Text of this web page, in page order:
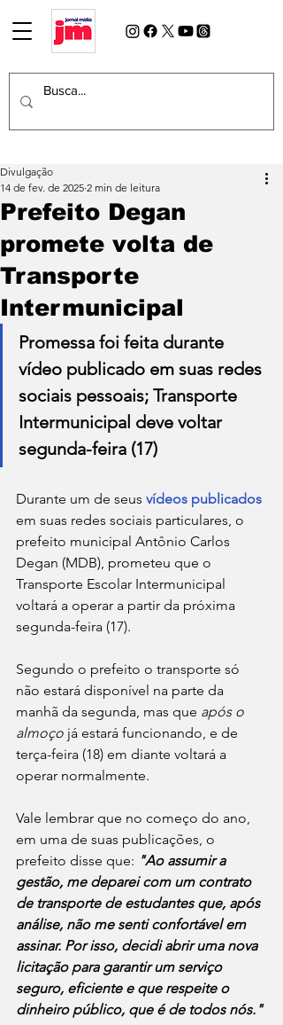
Prefeito Degan
promete volta de
Transporte
Intermunicipal
Divulgação
14 de fev. de 2025 2 min de leitura
Promessa foi feita durante
vídeo publicado em suas redes
sociais pessoais; Transporte
Intermunicipal deve voltar
segunda-feira (17)
Durante um de seus vídeos publicados
em suas redes sociais particulares, o
prefeito municipal Antônio Carlos
Degan (MDB), prometeu que o
Transporte Escolar Intermunicipal
voltará a operar a partir da próxima
segunda-feira (17).
Segundo o prefeito o transporte só
não estará disponível na parte da
manhã da segunda, mas que após o
almoço já estará funcionando, e de
terça-feira (18) em diante voltará a
operar normalmente.
Vale lembrar que no começo do ano,
em uma de suas publicações, o
prefeito disse que: "Ao assumir a
gestão, me deparei com um contrato
de transporte de estudantes que, após
análise, não me senti confortável em
assinar. Por isso, decidi abrir uma nova
licitação para garantir um serviço
seguro, eficiente e que respeite o
dinheiro público, que é de todos nós."